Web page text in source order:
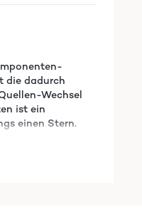
die dadurch
Wechsel
ist ein
einen Stern.